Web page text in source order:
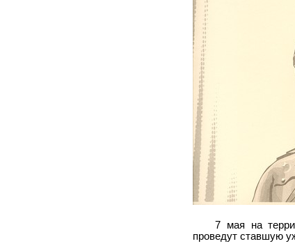
7 мая на
проведут ставшую